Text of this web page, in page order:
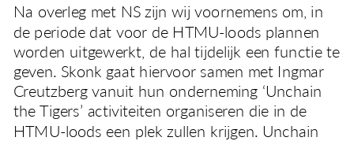
Na overleg met NS zijn wij voornemens om, in
de periode dat voor de HTMU-loods plannen
worden uitgewerkt, de hal tijdelijk een functie te
geven. Skonk gaat hiervoor samen met Ingmar
Creutzberg vanuit hun onderneming ‘Unchain
the Tigers’ activiteiten organiseren die in de
HTMU-loods een plek zullen krijgen. Unchain